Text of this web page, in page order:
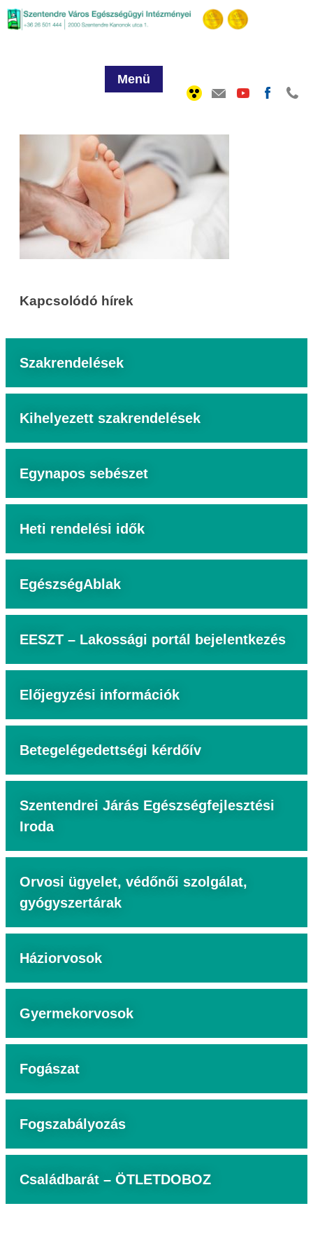
Menü
Kapcsolódó hírek
Szakrendelések
Kihelyezett szakrendelések
Egynapos sebészet
Heti rendelési idők
EgészségAblak
EESZT – Lakossági portál bejelentkezés
Előjegyzési információk
Betegelégedettségi kérdőív
Szentendrei Járás Egészségfejlesztési
Iroda
Orvosi ügyelet, védőnői szolgálat,
gyógyszertárak
Háziorvosok
Gyermekorvosok
Fogászat
Fogszabályozás
Családbarát – ÖTLETDOBOZ